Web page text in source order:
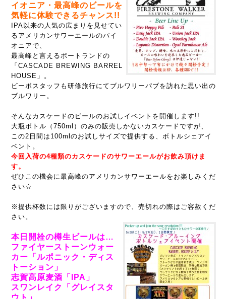
イオニア・最高峰のビールを
気軽に体験できるチャンス!!
IPA以来の人気の広まりを見せてい
るアメリカンサワーエールのパイ
オニアで、
最高峰と言えるポートランドの
「CASCADE BREWING BARREL
HOUSE」。
ビーボスタッフも研修旅行にてブルワリーパブを訪れた思い出の
ブルワリー。
そんなカスケードのビールのお試しイベントを開催します!!
大瓶ボトル（750ml）のみの販売しかないカスケードですが、
この2日間は100mlのお試しサイズで提供する、ボトルシェアイ
ベント。
今回入荷の4種類のカスケードのサワーエールがお飲み頂けま
す。
ぜひこの機会に最高峰のアメリカンサワーエールをお楽しみくだ
さい☆
※提供杯数には限りがございますので、売切れの際はご容赦くだ
さい。
本日開栓の樽生ビールは…
ファイヤーストーンウォー
カー「ルポニック・ディス
トーション」
志賀高原麦酒「IPA」
スワンレイク「グレイスタ
ウト」